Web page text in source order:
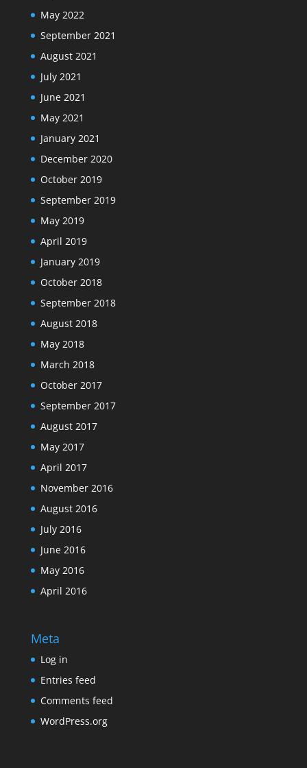
May 2022
September 2021
August 2021
July 2021
June 2021
May 2021
January 2021
December 2020
October 2019
September 2019
May 2019
April 2019
January 2019
October 2018
September 2018
August 2018
May 2018
March 2018
October 2017
September 2017
August 2017
May 2017
April 2017
November 2016
August 2016
July 2016
June 2016
May 2016
April 2016
Meta
Log in
Entries feed
Comments feed
WordPress.org